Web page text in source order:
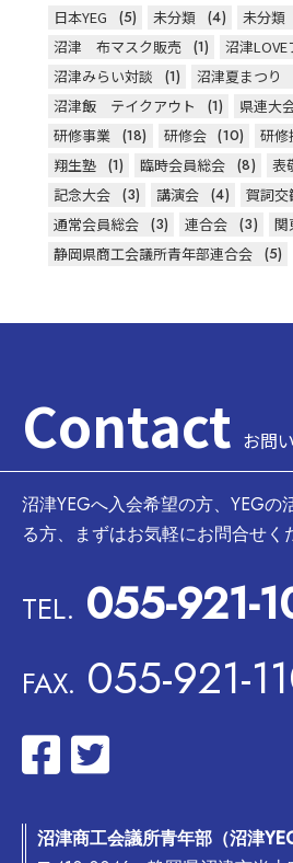
日本YEG
(5) 未分類 (4) 未分類
沼津 布マスク販売 (1) 沼津
沼津みらい対談
(1) 沼津夏まつり
沼津飯 テイクアウト
(1) 県連大
研修事業 (18) 研修会 (10) 研修
翔生塾 (1) 臨時会員総会 (8) 表
記念大会 (3) 講演会 (4) 賀詞交
通常会員総会 (3) 連合会 (3) 関
静岡県商工会議所青年部連合会 (5)
Contact お問
沼津YEGへ入会希望の方、YEGの
る方、まずはお気軽にお問合せく
TEL. 055-921-
FAX. 055-921-
沼津商工会議所青年部（沼津